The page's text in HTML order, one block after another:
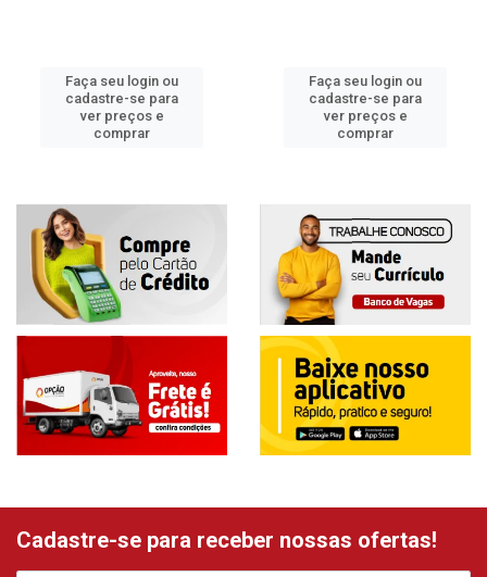
Faça seu login ou
cadastre-se para
ver preços e
comprar
Faça seu login ou
cadastre-se para
ver preços e
comprar
Cadastre-se para receber nossas ofertas!